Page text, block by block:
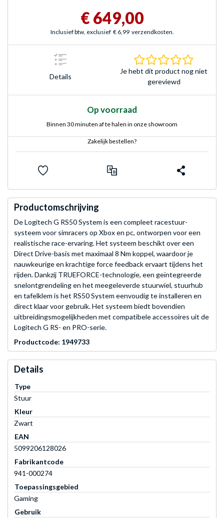
€ 649,00
Inclusief btw, exclusief € 6,99 verzendkosten.
Details
Je hebt dit product nog niet
gereviewd
Op voorraad
Binnen 30 minuten af te halen in onze showroom
Zakelijk bestellen?
Productomschrijving
De Logitech G RS50 System is een compleet racestuur­
systeem voor simracers op Xbox en pc, ontworpen voor een
realistische race-ervaring. Het systeem beschikt over een
Direct Drive-basis met maximaal 8 Nm koppel, waardoor je
nauwkeurige en krachtige force feedback ervaart tijdens het
rijden. Dankzij TRUEFORCE-technologie, een geïntegreerde
snelontgrendeling en het meegeleverde stuurwiel, stuurhub
en tafelklem is het RS50 System eenvoudig te installeren en
direct klaar voor gebruik. Het systeem biedt bovendien
uitbreidingsmogelijkheden met compatibele accessoires uit de
Logitech G RS- en PRO-serie.
Productcode: 1949733
Details
Type
Stuur
Kleur
Zwart
EAN
5099206128026
Fabrikantcode
941-000274
Toepassingsgebied
Gaming
Gebruik